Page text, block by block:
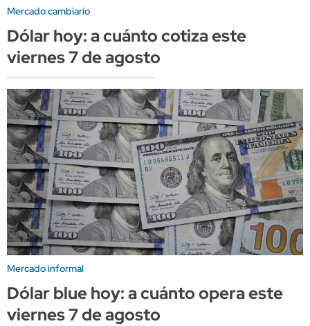
Mercado cambiario
Dólar hoy: a cuánto cotiza este
viernes 7 de agosto
Mercado informal
Dólar blue hoy: a cuánto opera este
viernes 7 de agosto